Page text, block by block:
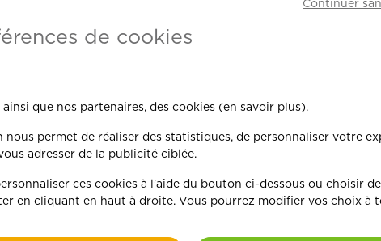
toujours plus
on y met du cœ
Continuer
de cookies
que nos partenaires, des cookies (en savoir plus).
nous permet de réaliser des statistiques, de personnaliser votre
adresser de la publicité ciblée.
ces cookies à l'aide du bouton ci-dessous ou choisir
en cliquant en haut à droite. Vous pourrez modifier vos choix à